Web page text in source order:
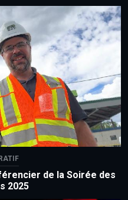
de la Soirée des
2025